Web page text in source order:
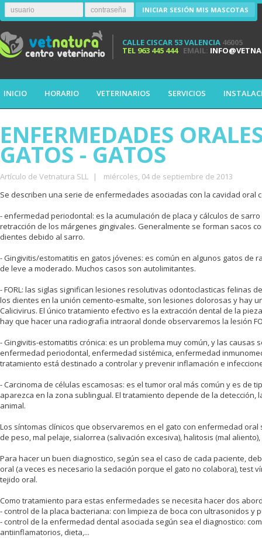
INICIAR SESIÓN MIS MASCOTAS
CALLE CISCAR 53 VALENCIA 46005
TEL 963 445 444EMAIL:
INICIO HORARIO VETERINARIOS SERVICIOS
ENFERMEDADES
GATOS - GATOS
Artículo de Vetnatura SLL |
miércoles, 04 de septiembre de 2013
Se describen una serie de enfermedades asociadas con la cavidad oral
- enfermedad periodontal: es la acumulación de placa y cálculos de
retracción de los márgenes gingivales. Generalmente se forman sacos
dientes debido al sarro.
- Gingivitis/estomatitis en gatos jóvenes: es común en algunos gatos de
de leve a moderado. Muchos casos son autolimitantes.
- FORL: las siglas significan lesiones resolutivas odontoclasticas felinas
los dientes en la unión cemento-esmalte, son lesiones dolorosas y hay
Calicivirus. El único tratamiento efectivo es la extracción dental de la
hay que hacer una radiografia intraoral donde observaremos la lesión
- Gingivitis-estomatitis crónica: es un problema muy común, y las causas
enfermedad periodontal, enfermedad sistémica, enfermedad
tratamiento está destinado a controlar y prevenir inflamación e
- Carcinoma de células escamosas: es el tumor oral más común y es de
aparezca en la zona sublingual. El tratamiento depende de la detección,
animal.
Los síntomas clínicos que observaremos en el gato con enfermedad
de peso, mal pelaje, sialorrea (salivación excesiva), halitosis (mal
Para hacer un buen diagnostico, según sea el caso de cada paciente,
oral (a veces es necesario la sedación porque el gato no colabora), test
tejido oral.
Como tratamiento para estas enfermedades se necesita hacer dos
- control de la placa bacteriana: con limpieza de boca con ultrasonidos y
- control de la enfermedad dental asociada según sea el diagnostico:
antiinflamatorios, dieta,...